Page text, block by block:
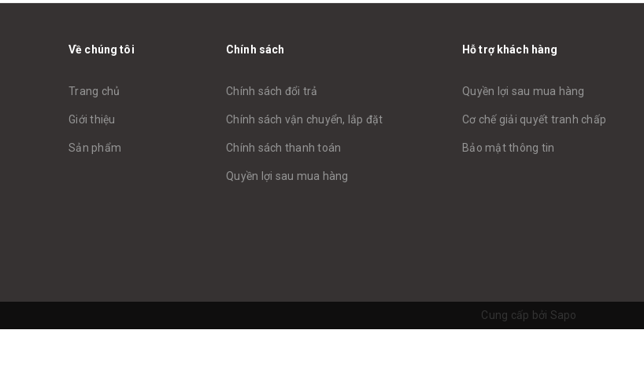
Về chúng tôi
Trang chủ
Giới thiệu
Sản phẩm
Chính sách
Chính sách đổi trả
Chính sách vận chuyển, lắp đặt
Chính sách thanh toán
Quyền lợi sau mua hàng
Hỗ trợ khách hàng
Quyền lợi sau mua hàng
Cơ chế giải quyết tranh chấp
Bảo mật thông tin
Cung cấp bởi Sapo